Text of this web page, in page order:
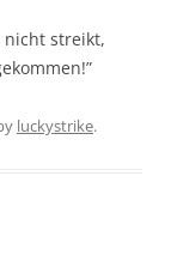
nicht streikt,
luckystrike.